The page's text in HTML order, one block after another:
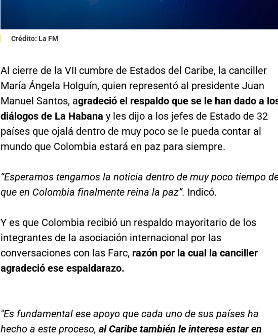
Crédito: La FM
Al cierre de la VII cumbre de Estados del Caribe, la canciller
María Ángela Holguín, quien representó al presidente Juan
Manuel Santos, agradeció el respaldo que se le han dado a
diálogos de La Habana y les dijo a los jefes de Estado de 32
países que ojalá dentro de muy poco se le pueda contar al
mundo que Colombia estará en paz para siempre.
“Esperamos tengamos la noticia dentro de muy poco tiempo
que en Colombia finalmente reina la paz”. Indicó.
Y es que Colombia recibió un respaldo mayoritario de los
integrantes de la asociación internacional por las
conversaciones con las Farc, razón por la cual la canciller
agradeció ese espaldarazo.
"Es fundamental ese apoyo que cada uno de sus países ha
hecho a este proceso, al Caribe también le interesa estar en